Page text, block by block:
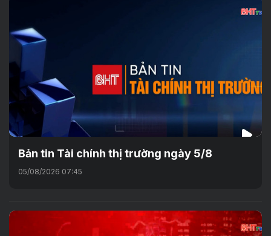
Bản tin Tài chính thị trường ngày 5/8
05/08/2026 07:45